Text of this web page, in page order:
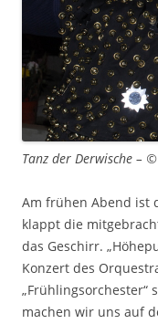
Tanz der Derwische –
Am frühen Abend ist
klappt die
das Geschirr.
Konzert des
„Frühlingsorchester“
machen wir uns auf